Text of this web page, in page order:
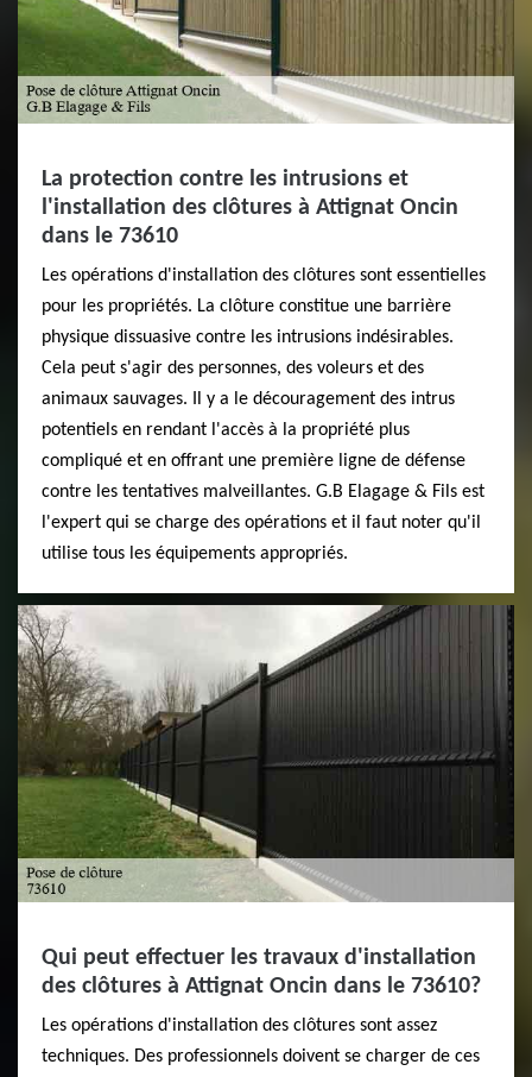
La protection contre les intrusions et
l'installation des clôtures à Attignat Oncin
dans le 73610
Les opérations d'installation des clôtures sont essentielles
pour les propriétés. La clôture constitue une barrière
physique dissuasive contre les intrusions indésirables.
Cela peut s'agir des personnes, des voleurs et des
animaux sauvages. Il y a le découragement des intrus
potentiels en rendant l'accès à la propriété plus
compliqué et en offrant une première ligne de défense
contre les tentatives malveillantes. G.B Elagage & Fils est
l'expert qui se charge des opérations et il faut noter qu'il
utilise tous les équipements appropriés.
Qui peut effectuer les travaux d'installation
des clôtures à Attignat Oncin dans le 73610?
Les opérations d'installation des clôtures sont assez
techniques. Des professionnels doivent se charger de ces